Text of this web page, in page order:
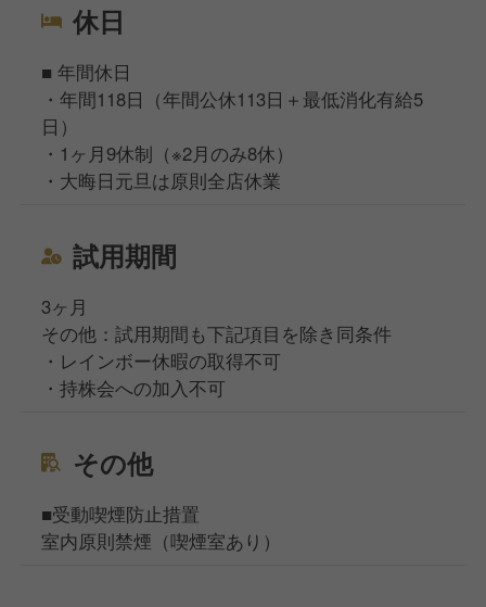
休日
■ 年間休日
・年間118日（年間公休113日＋最低消化有給5
日）
・1ヶ月9休制（※2月のみ8休）
・大晦日元旦は原則全店休業
試用期間
3ヶ月
その他：試用期間も下記項目を除き同条件
・レインボー休暇の取得不可
・持株会への加入不可
その他
■受動喫煙防止措置
室内原則禁煙（喫煙室あり）